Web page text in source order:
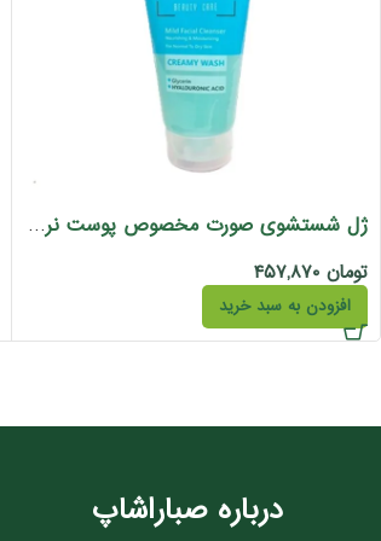
ژل شستشوی صورت مخصوص پوست نرمال و خشک رزاکلین 150 میل
تومان
افزودن به سبد خرید
درباره صباراشاپ